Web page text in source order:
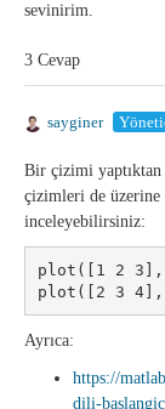
sevinirim.
3 Cevap
sayginer
Bir çizimi yaptıktan
çizimleri de üzerine
inceleyebilirsiniz:
plot([1 2
plot([2 3
Ayrıca:
https://
dili-baslangic